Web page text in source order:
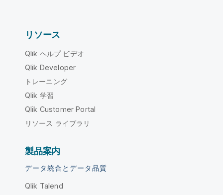
リソース
Qlik ヘルプ ビデオ
Qlik Developer
トレーニング
Qlik 学習
Qlik Customer Portal
リソース ライブラリ
製品案内
データ統合とデータ品質
Qlik Talend